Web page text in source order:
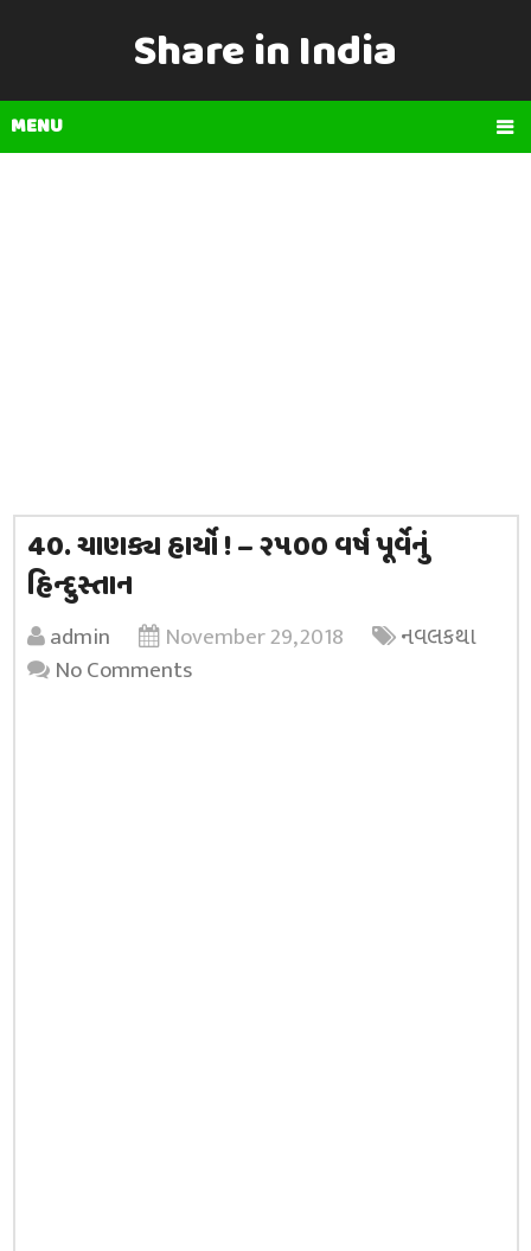
Share in India
MENU
40. ચાણક્ય હાર્યો ! – ૨૫૦૦ વર્ષ પૂર્વેનું
હિન્દુસ્તાન
admin November 29, 2018
નવલકથા
No Comments